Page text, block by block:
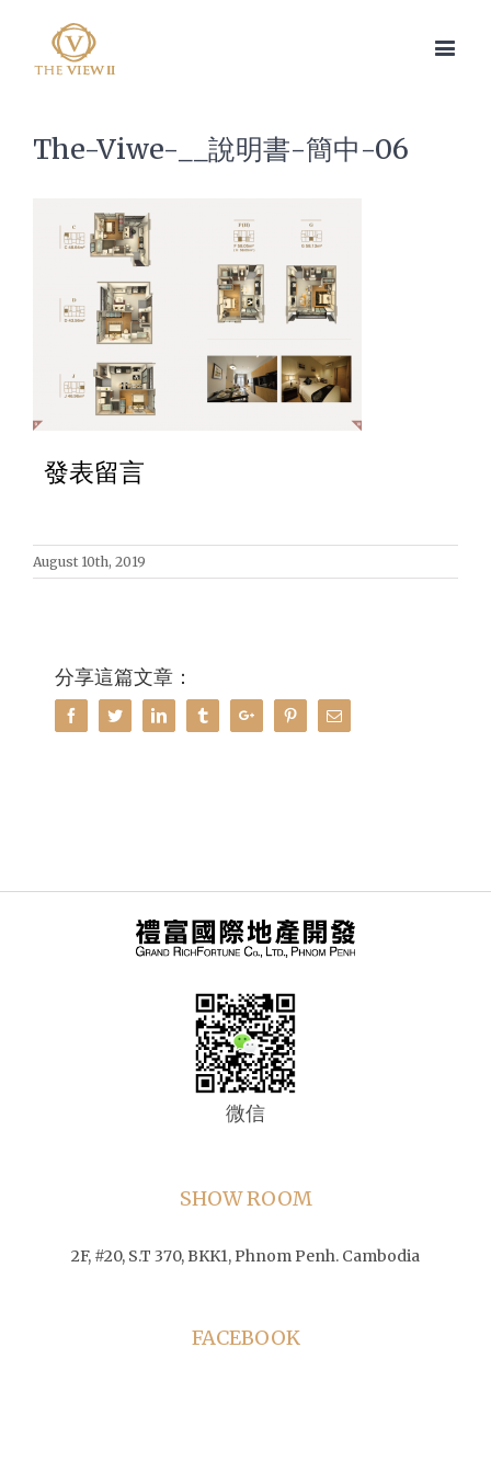
The-Viwe-__說明書-簡中-06
發表留言
August 10th, 2019
分享這篇文章：
Facebook
TwitterLinkedinTumblrGoogle+PinterestEmail
微信
SHOW ROOM
2F, #20, S.T 370, BKK1, Phnom Penh. Cambodia
FACEBOOK